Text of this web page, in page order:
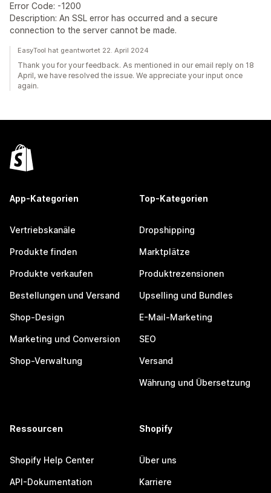
Error Code: -1200
Description: An SSL error has occurred and a secure
connection to the server cannot be made.
EasyTool hat geantwortet 22. April 2024
Thank you for your feedback. As mentioned in our email reply on 18
April, we have resolved the issue. We appreciate your input once
again.
App-Kategorien
Vertriebskanäle
Produkte finden
Produkte verkaufen
Bestellungen und Versand
Shop-Design
Marketing und Conversion
Shop-Verwaltung
Top-Kategorien
Dropshipping
Marktplätze
Produktrezensionen
Upselling und Bundles
E-Mail-Marketing
SEO
Versand
Währung und Übersetzung
Ressourcen
Shopify Help Center
API-Dokumentation
Shopify
Über uns
Karriere